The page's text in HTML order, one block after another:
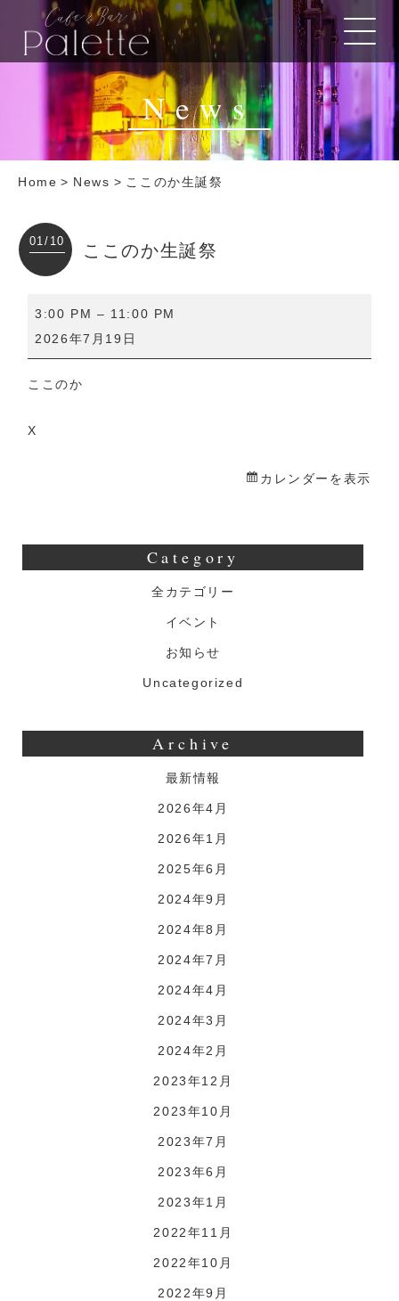
News
Home > News > ここのか生誕祭
01/10 ここのか生誕祭
の
か
誕
3:00 PM – 11:00 PM
2026年7月19日
ここのか
X
カレンダーを表示
Category
全カテゴリー
イベント
お知らせ
Uncategorized
Archive
最新情報
2026年4月
2026年1月
2025年6月
2024年9月
2024年8月
2024年7月
2024年4月
2024年3月
2024年2月
2023年12月
2023年10月
2023年7月
2023年6月
2023年1月
2022年11月
2022年10月
2022年9月